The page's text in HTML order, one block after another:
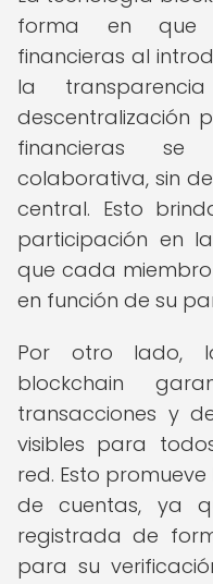
forma en que
financieras al
la
descentralización
financieras
colaborativa, sin
central. Esto
participación en
que cada
en función de su
Por otro lado,
blockchain
transacciones y
visibles para
red. Esto
de cuentas, ya
registrada de
para su